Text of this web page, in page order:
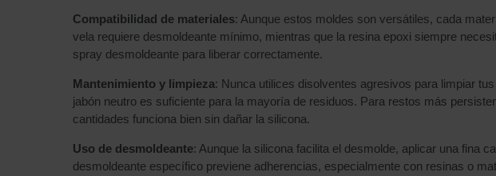
Compatibilidad de materiales: Aunque estos moldes son versátiles, cada
vela requiere desmoldeante mínimo, mientras que la resina epoxi siempre
spray desmoldeante para liberar correctamente.
Mantenimiento y limpieza: Nunca utilices disolventes agresivos para limpiar
jabón neutro es suficiente para la mayoría de residuos. Para restos más
cantidades funciona bien sin dañar la silicona.
Uso de desmoldeante: Aunque la silicona facilita el desmolde, aplicar una fina
desmoldeante específico previene adherencias, especialmente con resinas o